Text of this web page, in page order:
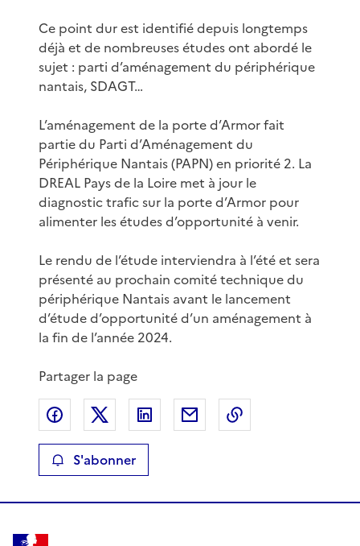
Ce point dur est identifié depuis longtemps
déjà et de nombreuses études ont abordé le
sujet : parti d’aménagement du périphérique
nantais, SDAGT…
L’aménagement de la porte d’Armor fait
partie du Parti d’Aménagement du
Périphérique Nantais (PAPN) en priorité 2. La
DREAL Pays de la Loire met à jour le
diagnostic trafic sur la porte d’Armor pour
alimenter les études d’opportunité à venir.
Le rendu de l’étude interviendra à l’été et sera
présenté au prochain comité technique du
périphérique Nantais avant le lancement
d’étude d’opportunité d’un aménagement à
la fin de l’année 2024.
Partager la page
Partager sur Facebook
Partager sur XPartager sur LinkedIn
Partager par email
S'abonner